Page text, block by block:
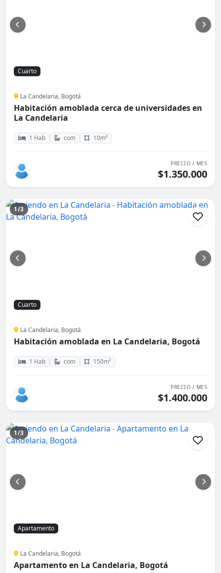
Cuarto
La Candelaria, Bogotá
Habitación amoblada cerca de universidades en
La Candelaria
1 Hab com 10m²
PRECIO / MES
$1.350.000
1/3
Cuarto
La Candelaria, Bogotá
Habitación amoblada en La Candelaria, Bogotá
1 Hab com 150m²
PRECIO / MES
$1.400.000
1/3
Apartamento
La Candelaria, Bogotá
Apartamento en La Candelaria, Bogotá